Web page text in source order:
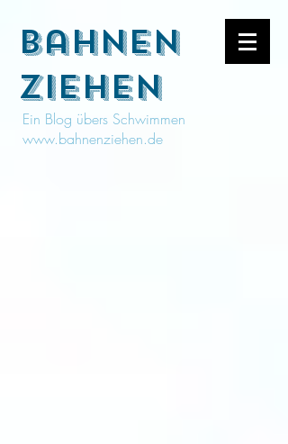
bahnen
ziehen
Ein Blog übers Schwimmen
www.bahnenziehen.de